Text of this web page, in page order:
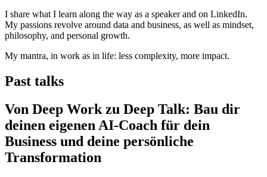
I share what I learn along the way as a speaker and on LinkedIn.
My passions revolve around data and business, as well as mindset,
philosophy, and personal growth.
My mantra, in work as in life: less complexity, more impact.
Past talks
Von Deep Work zu Deep Talk: Bau dir
deinen eigenen AI-Coach für dein
Business und deine persönliche
Transformation